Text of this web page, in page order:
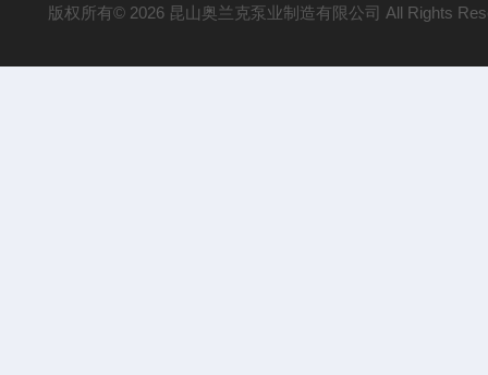
版权所有© 2026 昆山奥兰克泵业制造有限公司 All Rights